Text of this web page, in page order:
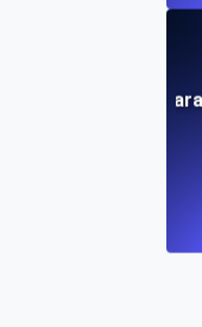
prolongado